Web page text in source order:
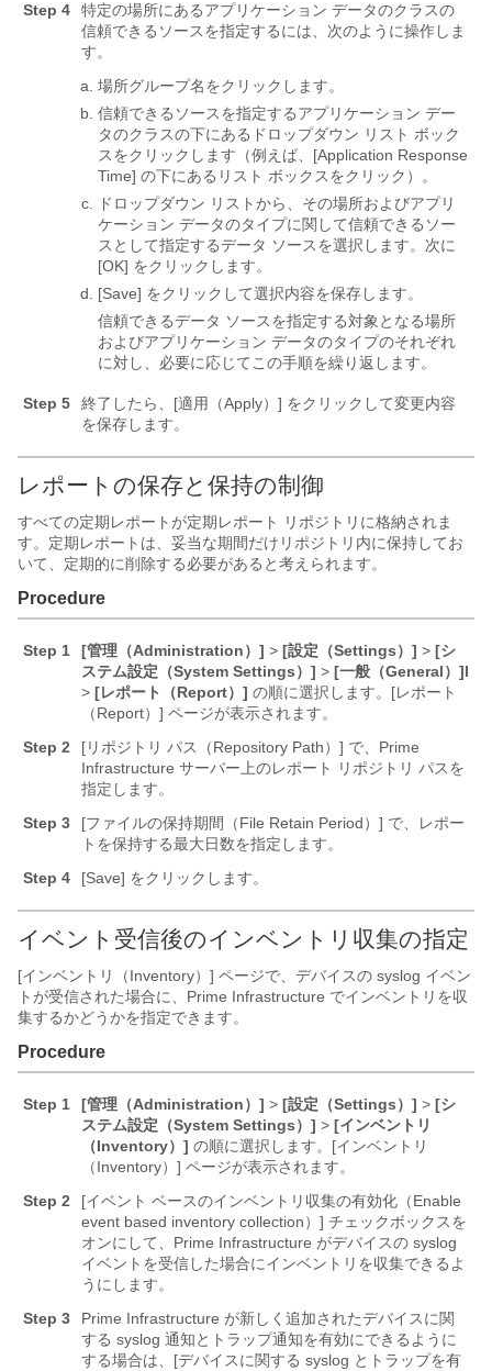
Step 4
特定の場所にあるアプリケーション データのクラスの
信頼できるソースを指定するには、次のように操作しま
す。
場所グループ名をクリックします。
信頼できるソースを指定するアプリケーション デー
タのクラスの下にあるドロップダウン リスト ボック
スをクリックします（例えば、[Application Response
Time] の下にあるリスト ボックスをクリック）。
ドロップダウン リストから、その場所およびアプリ
ケーション データのタイプに関して信頼できるソー
スとして指定するデータ ソースを選択します。次に
[OK] をクリックします。
[Save] をクリックして選択内容を保存します。
信頼できるデータ ソースを指定する対象となる場所
およびアプリケーション データのタイプのそれぞれ
に対し、必要に応じてこの手順を繰り返します。
Step 5 終了したら、[適用（Apply）] をクリックして変更内容
を保存します。
レポートの保存と保持の制御
すべての定期レポートが定期レポート リポジトリに格納されま
す。定期レポートは、妥当な期間だけリポジトリ内に保持してお
いて、定期的に削除する必要があると考えられます。
Procedure
Step 1 [管理（Administration）] > [設定（Settings）] > [シ
ステム設定（System Settings）] > [一般（General）]l
> [レポート（Report）] の順に選択します。[レポート
（Report）] ページが表示されます。
Step 2
[リポジトリ パス（Repository Path）] で、Prime
Infrastructure サーバー上のレポート リポジトリ パスを
指定します。
Step 3
[ファイルの保持期間（File Retain Period）] で、レポー
トを保持する最大日数を指定します。
Step 4
[Save] をクリックします。
イベント受信後のインベントリ収集の指定
[インベントリ（Inventory）] ページで、デバイスの syslog イベン
トが受信された場合に、Prime Infrastructure でインベントリを収
集するかどうかを指定できます。
Procedure
Step 1 [管理（Administration）] > [設定（Settings）] > [シ
ステム設定（System Settings）] > [インベントリ
（Inventory）] の順に選択します。[インベントリ
（Inventory）] ページが表示されます。
Step 2
[イベント ベースのインベントリ収集の有効化（Enable
event based inventory collection）] チェックボックスを
オンにして、Prime Infrastructure がデバイスの syslog
イベントを受信した場合にインベントリを収集できるよ
うにします。
Step 3
Prime Infrastructure が新しく追加されたデバイスに関
する syslog 通知とトラップ通知を有効にできるように
する場合は、[デバイスに関する syslog とトラップを有